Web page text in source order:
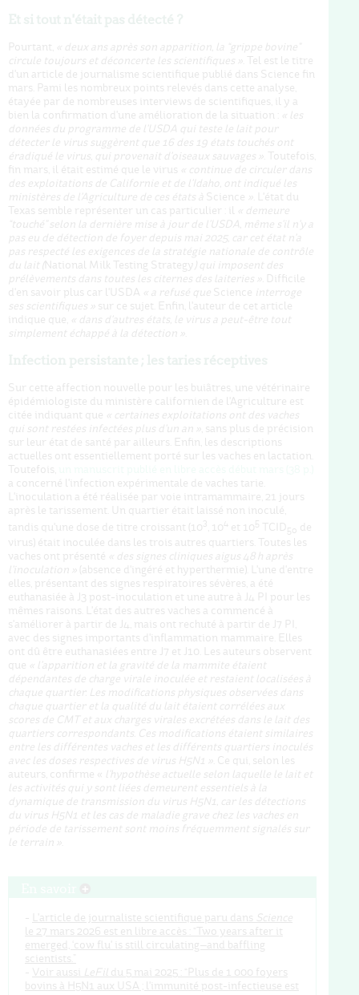
Pourtant,
« deux ans après son apparition, la “grippe bovine”
circule toujours et déconcerte les scientifiques » . Tel est le titre
d'un article de journalisme scientifique publié dans Science fin
mars. Pami les nombreux points relevés dans cette analyse,
étayée par de nombreuses interviews de scientifiques, il y a
bien la confirmation d'une amélioration de la situation :
« les
données du programme de l'USDA qui teste le lait pour
détecter le virus suggèrent que 16 des 19 états touchés ont
éradiqué le virus, qui provenait d'oiseaux sauvages » . Toutefois,
fin mars, il était estimé que le virus
« continue de circuler dans
des exploitations de Californie et de l'Idaho, ont indiqué les
ministères de l'Agriculture de ces états à
Science » . L'état du
Texas semble représenter un cas particulier : il
« demeure
“touché” selon la dernière mise à jour de l'USDA, même s'il n'y a
pas eu de détection de foyer depuis mai 2025, car cet état n'a
pas respecté les exigences de la stratégie nationale de contrôle
du lait (National Milk Testing Strategy
) qui imposent des
prélèvements dans toutes les citernes des laiteries ». Difficile
d'en savoir plus car l'USDA
« a refusé que Science interroge
ses scientifiques » sur ce sujet. Enfin, l'auteur de cet article
indique que,
« dans d'autres états, le virus a peut-être tout
simplement échappé à la détection »
Sur cette affection nouvelle pour les buiâtres, une vétérinaire
épidémiologiste du ministère californien de l'Agriculture est
citée indiquant que
« certaines exploitations ont des vaches
qui sont restées infectées plus d'un an » , sans plus de précision
sur leur état de santé par ailleurs. Enfin, les descriptions
actuelles ont essentiellement porté sur les vaches en lactation.
Toutefois,
a concerné l'infection expérimentale de vaches tarie.
L'inoculation a été réalisée par voie intramammaire, 21 jours
après le tarissement. Un quartier était laissé non inoculé,
tandis qu'une dose de titre croissant (10 3 , 10 et 10 5 TCID 50 de
virus) était inoculée dans les trois autres quartiers. Toutes les
vaches ont présenté
« des signes cliniques aigus 48 h après
l'inoculation » (absence d'ingéré et hyperthermie). L'une d'entre
elles, présentant des signes respiratoires sévères, a été
euthanasiée à J3 post-inoculation et une autre à J4 PI pour les
mêmes raisons. L'état des autres vaches a commencé à
s'améliorer à partir de J4, mais ont rechuté à partir de J7 PI,
avec des signes importants d'inflammation mammaire. Elles
ont dû être euthanasiées entre J7 et J10. Les auteurs observent
que
l'apparition et la gravité de la mammite étaient
dépendantes de charge virale inoculée et restaient localisées à
chaque quartier. Les modifications physiques observées dans
chaque quartier et la qualité du lait étaient corrélées aux
scores de CMT et aux charges virales excrétées dans le lait des
quartiers correspondants. Ces modifications étaient similaires
entre les différentes vaches et les différents quartiers inoculés
avec les doses respectives de virus H5N1 » . Ce qui, selon les
auteurs, confirme «
l'hypothèse actuelle selon laquelle le lait et
les activités qui y sont liées demeurent essentiels à la
dynamique de transmission du virus H5N1, car les détections
du virus H5N1 et les cas de maladie grave chez les vaches en
période de tarissement sont moins fréquemment signalés sur
le terrain »
- L'article de journaliste scientifique paru dans Science
le 27 mars 2026 est en libre accès : “Two years after it
emerged, ‘cow flu' is still circulating—and baffling
scientists.”
-
Voir aussi LeFil du 5 mai 2025 : “Plus de 1 000 foyers
bovins à H5N1 aux USA ; l'immunité post-infectieuse est